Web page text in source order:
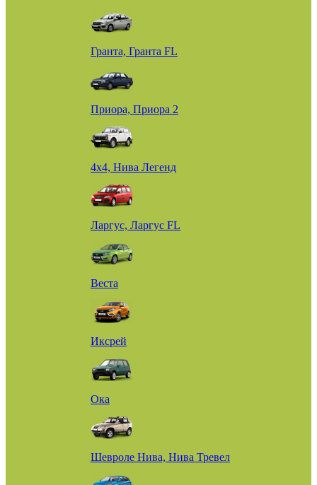
Гранта, Гранта FL
Приора, Приора 2
4х4, Нива Легенд
Ларгус, Ларгус FL
Веста
Иксрей
Ока
Шевроле Нива, Нива Тревел